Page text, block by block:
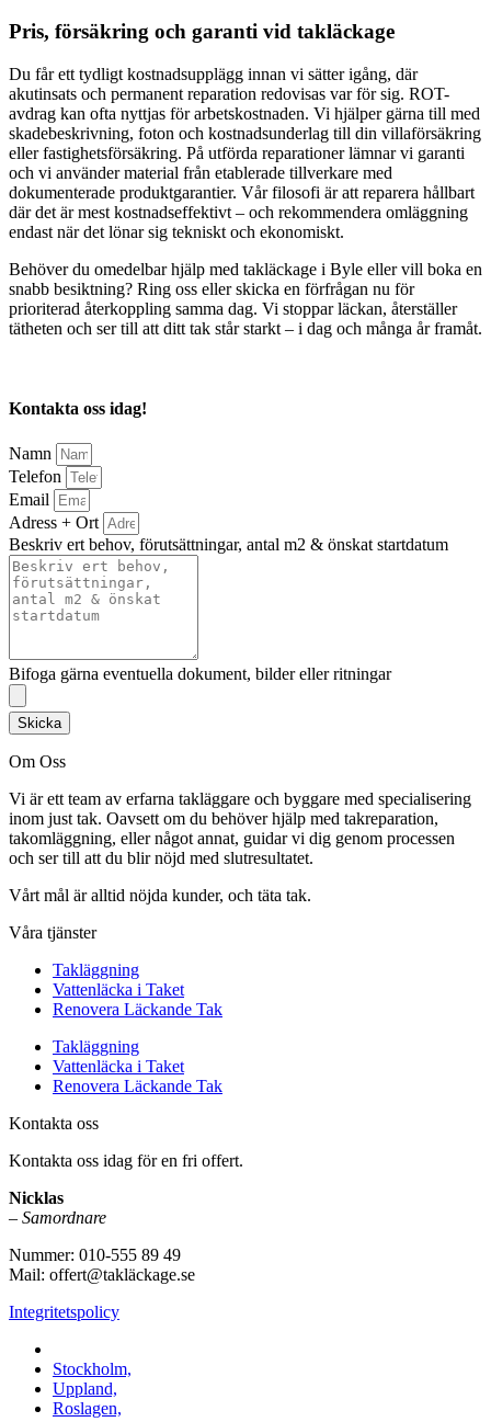
Pris, försäkring och garanti vid takläckage
Du får ett tydligt kostnadsupplägg innan vi sätter igång, där
akutinsats och permanent reparation redovisas var för sig. ROT-
avdrag kan ofta nyttjas för arbetskostnaden. Vi hjälper gärna till med
skadebeskrivning, foton och kostnadsunderlag till din villaförsäkring
eller fastighetsförsäkring. På utförda reparationer lämnar vi garanti
och vi använder material från etablerade tillverkare med
dokumenterade produktgarantier. Vår filosofi är att reparera hållbart
där det är mest kostnadseffektivt – och rekommendera omläggning
endast när det lönar sig tekniskt och ekonomiskt.
Behöver du omedelbar hjälp med takläckage i Byle eller vill boka en
snabb besiktning? Ring oss eller skicka en förfrågan nu för
prioriterad återkoppling samma dag. Vi stoppar läckan, återställer
tätheten och ser till att ditt tak står starkt – i dag och många år framåt.
Kontakta oss idag!
Namn
Telefon
Email
Adress + Ort
Beskriv ert behov, förutsättningar, antal m2 & önskat startdatum
Bifoga gärna eventuella dokument, bilder eller ritningar
Skicka
Om Oss
Vi är ett team av erfarna takläggare och byggare med specialisering
inom just tak. Oavsett om du behöver hjälp med takreparation,
takomläggning, eller något annat, guidar vi dig genom processen
och ser till att du blir nöjd med slutresultatet.
Vårt mål är alltid nöjda kunder, och täta tak.
Våra tjänster
Takläggning
Vattenläcka i Taket
Renovera Läckande Tak
Takläggning
Vattenläcka i Taket
Renovera Läckande Tak
Kontakta oss
Kontakta oss idag för en fri offert.
Nicklas
– Samordnare
Nummer: 010-555 89 49
Mail: offert@takläckage.se
Integritetspolicy
Stockholm,
Uppland,
Roslagen,